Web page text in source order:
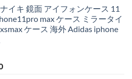
イキ 鏡面 アイフォンケース 11
max ケース ミラータイ
ケース 海外 Adidas iphone
現